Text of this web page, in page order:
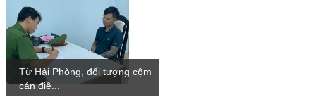
Từ Hải Phòng, đối tượng cộm
cán điề...